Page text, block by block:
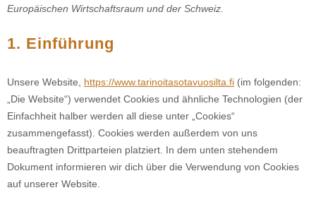
Europäischen Wirtschaftsraum und der Schweiz.
1. Einführung
Unsere Website, https://www.tarinoitasotavuosilta.fi (im folgenden:
„Die Website“) verwendet Cookies und ähnliche Technologien (der
Einfachheit halber werden all diese unter „Cookies“
zusammengefasst). Cookies werden außerdem von uns
beauftragten Drittparteien platziert. In dem unten stehendem
Dokument informieren wir dich über die Verwendung von Cookies
auf unserer Website.